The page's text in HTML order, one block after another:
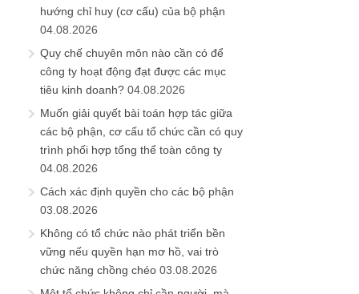
hướng chỉ huy (cơ cấu) của bộ phận
04.08.2026
Quy chế chuyên môn nào cần có để
công ty hoạt động đạt được các mục
tiêu kinh doanh? 04.08.2026
Muốn giải quyết bài toán hợp tác giữa
các bộ phận, cơ cấu tổ chức cần có quy
trình phối hợp tổng thể toàn công ty
04.08.2026
Cách xác định quyền cho các bộ phận
03.08.2026
Không có tổ chức nào phát triển bền
vững nếu quyền hạn mơ hồ, vai trò
chức năng chồng chéo 03.08.2026